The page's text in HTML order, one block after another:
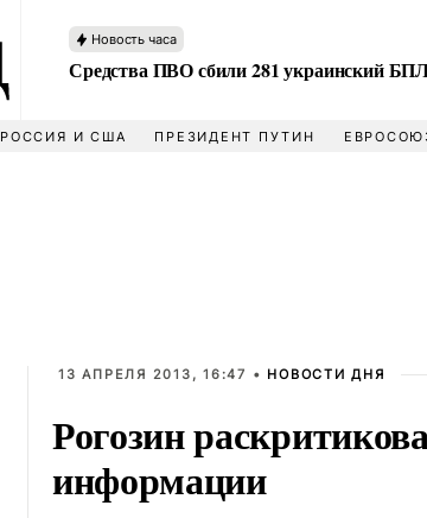
Новость часа
Средства ПВО сбили 281 украинский
РОССИЯ И США ПРЕЗИДЕНТ ПУТИН
13 АПРЕЛЯ 2013, 16:47 • НОВОСТИ ДНЯ
Рогозин
информации